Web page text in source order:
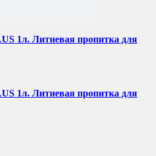
1л. Литиевая пропитка для
1л. Литиевая пропитка для